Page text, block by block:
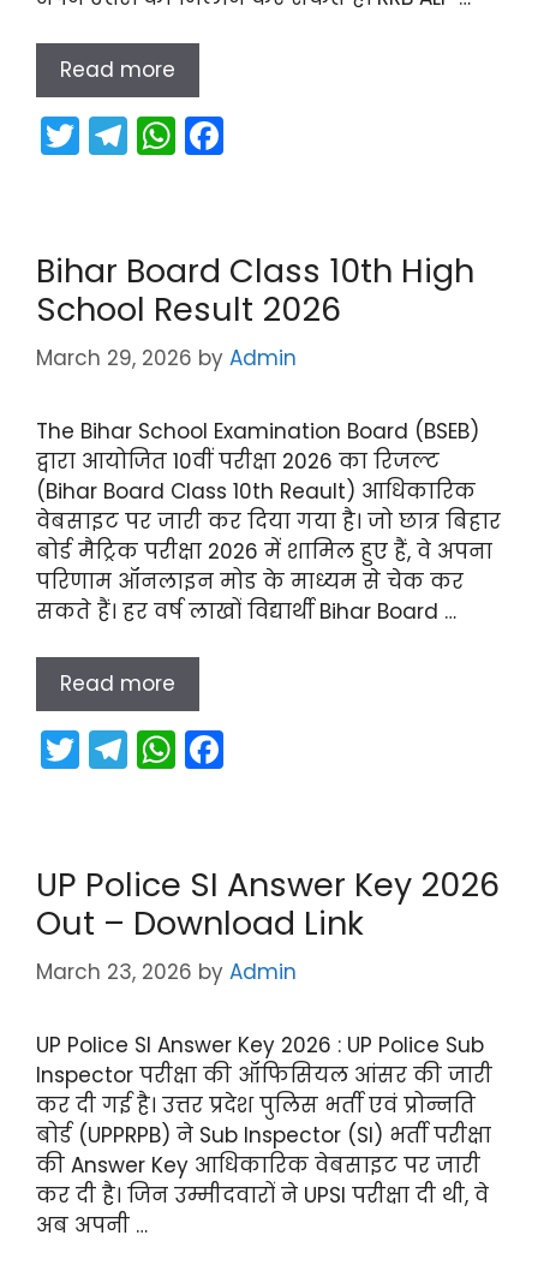
Read more
T
w
er
T
el
gr
a
m
W
h
ts
A
p
p
e
b
o
o
Bihar Board Class 10th High
School Result 2026
March 29, 2026 by Admin
The Bihar School Examination Board (BSEB)
द्वारा आयोजित 10वीं परीक्षा 2026 का रिजल्ट
(Bihar Board Class 10th Reault) आधिकारिक
वेबसाइट पर जारी कर दिया गया है। जो छात्र बिहार
बोर्ड मैट्रिक परीक्षा 2026 में शामिल हुए हैं, वे अपना
परिणाम ऑनलाइन मोड के माध्यम से चेक कर
सकते हैं। हर वर्ष लाखों विद्यार्थी Bihar Board …
Read more
T
w
er
T
el
gr
a
m
W
h
ts
A
p
p
e
b
o
o
UP Police SI Answer Key 2026
Out – Download Link
March 23, 2026 by Admin
UP Police SI Answer Key 2026 : UP Police Sub
Inspector परीक्षा की ऑफिसियल आंसर की जारी
कर दी गई है। उत्तर प्रदेश पुलिस भर्ती एवं प्रोन्नति
बोर्ड (UPPRPB) ने Sub Inspector (SI) भर्ती परीक्षा
की Answer Key आधिकारिक वेबसाइट पर जारी
कर दी है। जिन उम्मीदवारों ने UPSI परीक्षा दी थी, वे
अब अपनी …